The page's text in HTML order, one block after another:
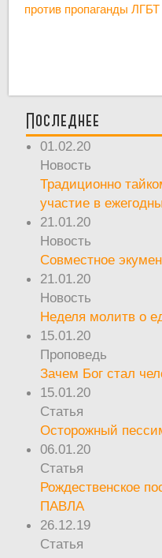
против пропаганды ЛГБТ
Последнее
01.02.20
Новость
Традиционно
участие в
21.01.20
Новость
Совместное
21.01.20
Новость
Неделя молитв о
15.01.20
Проповедь
Зачем Бог стал
15.01.20
Статья
Осторожный
06.01.20
Статья
Рождественское
ПАВЛА
26.12.19
Статья